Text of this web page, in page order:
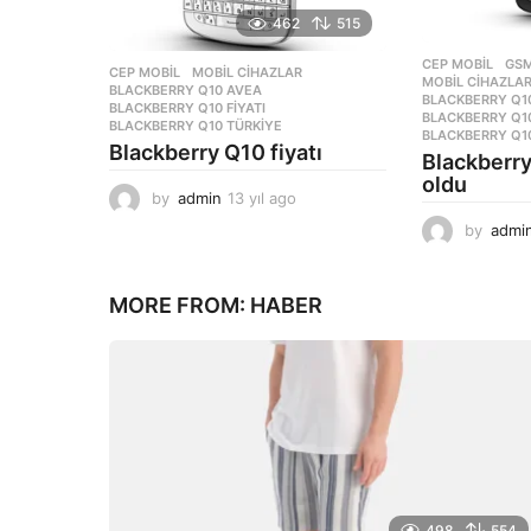
462 515
CEP MOBIL ,MOBIL CIHAZLAR
BLACKBERRY Q10 AVEA
BLACKBERRY Q10 FIYATI
BLACKBERRY Q10 TÜRKIYE
Blackberry Q10 fiyatı
by admin 13 yıl ago
a
CEP MOBIL ,
MOBIL CIHAZLAR
BLACKBERRY
BLACKBERRY
BLACKBERRY
oldu
by
MORE FROM: HABER